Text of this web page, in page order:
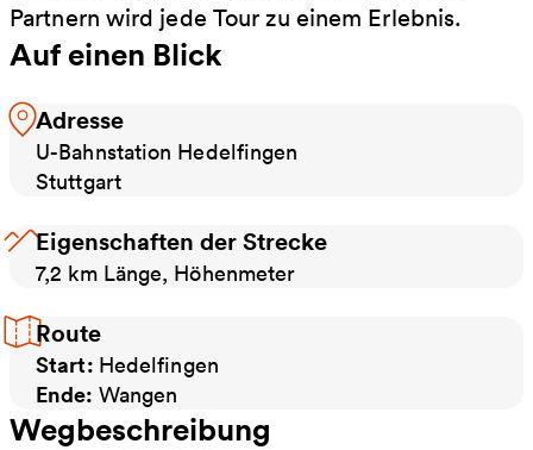
Partnern wird jede Tour zu einem Erlebnis.
Auf einen Blick
Adresse
U-Bahnstation Hedelfingen
Stuttgart
Eigenschaften der Strecke
7,2 km Länge, Höhenmeter
Route
Start: Hedelfingen
Ende: Wangen
Wegbeschreibung